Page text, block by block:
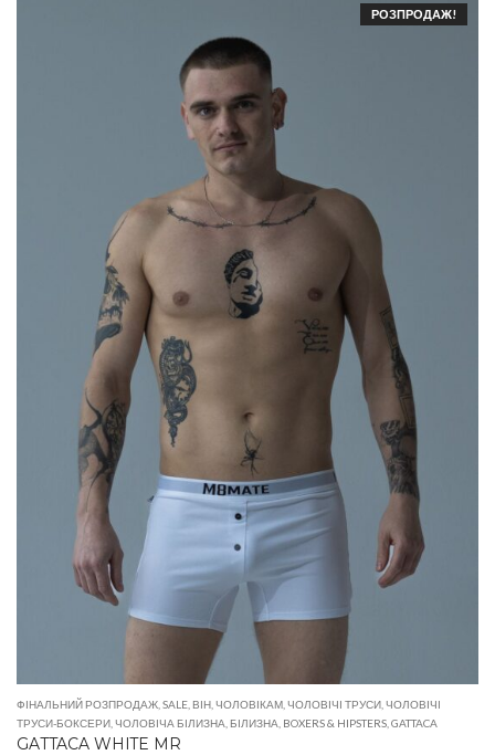
РОЗПРОДАЖ!
ФІНАЛЬНИЙ РОЗПРОДАЖ SALE ВІН ЧОЛОВІКАМ ЧОЛОВІЧІ ТРУСИ ЧОЛОВІЧІ
ТРУСИ-БОКСЕРИ ЧОЛОВІЧА БІЛИЗНА БІЛИЗНА BOXERS & HIPSTERS GATTACA
GATTACA WHITE MR